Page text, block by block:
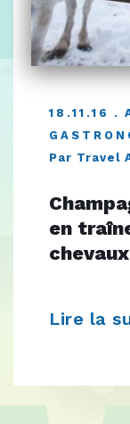
18.11.16
Par Travel
en
chevaux
Lire la